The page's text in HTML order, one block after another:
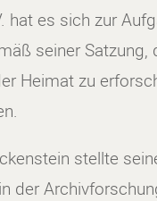
hat es sich zur
seiner Satzung,
Heimat zu
stellte
der